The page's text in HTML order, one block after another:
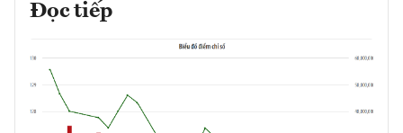
Đọc tiếp